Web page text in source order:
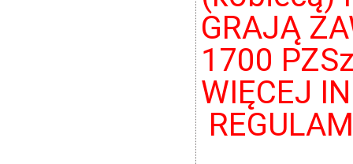
GRAJĄ
1700
WIĘCEJ